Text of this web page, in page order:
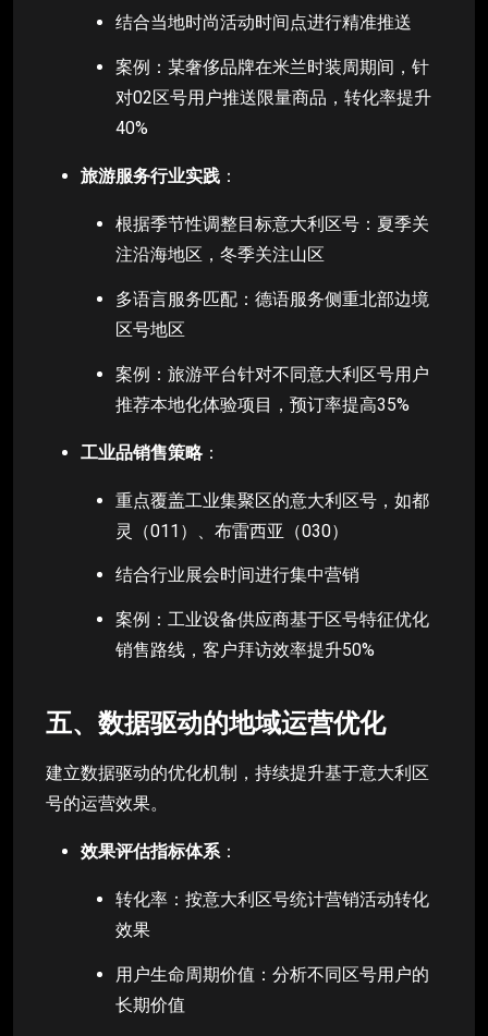
结合当地时尚活动时间点进行精准推送
案例：某奢侈品牌在米兰时装周期间，针
对02区号用户推送限量商品，转化率提升
40%
旅游服务行业实践 ：
根据季节性调整目标意大利区号：夏季关
注沿海地区，冬季关注山区
多语言服务匹配：德语服务侧重北部边境
区号地区
案例：旅游平台针对不同意大利区号用户
推荐本地化体验项目，预订率提高35%
工业品销售策略：
重点覆盖工业集聚区的意大利区号，如都
灵（011）、布雷西亚（030）
结合行业展会时间进行集中营销
案例：工业设备供应商基于区号特征优化
销售路线，客户拜访效率提升50%
五、数据驱动的地域运营优化
建立数据驱动的优化机制，持续提升基于意大利区
号的运营效果。
效果评估指标体系：
转化率：按意大利区号统计营销活动转化
效果
用户生命周期价值：分析不同区号用户的
长期价值